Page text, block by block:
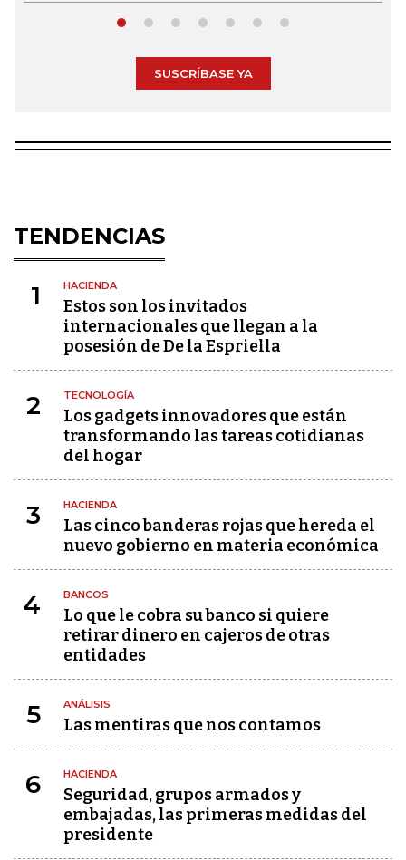
SUSCRÍBASE YA
TENDENCIAS
1 HACIENDA
Estos son los invitados
internacionales que llegan a la
posesión de De la Espriella
2 TECNOLOGÍA
Los gadgets innovadores que están
transformando las tareas cotidianas
del hogar
3 HACIENDA
Las cinco banderas rojas que hereda el
nuevo gobierno en materia económica
4 BANCOS
Lo que le cobra su banco si quiere
retirar dinero en cajeros de otras
entidades
5 ANÁLISIS
Las mentiras que nos contamos
6 HACIENDA
Seguridad, grupos armados y
embajadas, las primeras medidas del
presidente